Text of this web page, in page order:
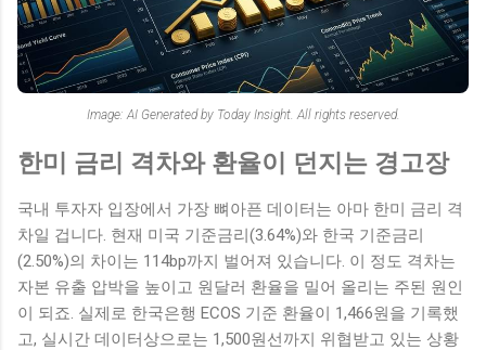
Image: AI Generated by Today Insight. All rights reserved.
한미 금리 격차와 환율이 던지는 경고장
국내 투자자 입장에서 가장 뼈아픈 데이터는 아마 한미 금리 격
차일 겁니다. 현재 미국 기준금리(3.64%)와 한국 기준금리
(2.50%)의 차이는 114bp까지 벌어져 있습니다. 이 정도 격차는
자본 유출 압박을 높이고 원달러 환율을 밀어 올리는 주된 원인
이 되죠. 실제로 한국은행 ECOS 기준 환율이 1,466원을 기록했
고, 실시간 데이터상으로는 1,500원선까지 위협받고 있는 상황